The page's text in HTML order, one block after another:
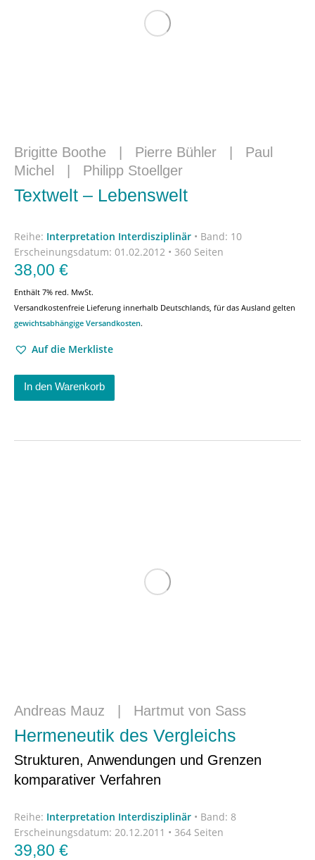
Brigitte Boothe | Pierre Bühler | Paul
Michel | Philipp Stoellger
Textwelt – Lebenswelt
Reihe: Interpretation Interdisziplinär • Band: 10
Erscheinungsdatum: 01.02.2012 • 360 Seiten
38,00 €
Enthält 7% red. MwSt.
Versandkostenfreie Lieferung innerhalb Deutschlands, für das Ausland gelten
gewichtsabhängige Versandkosten.
Auf die Merkliste
In den Warenkorb
Andreas Mauz Hartmut von Sass
Hermeneutik des Vergleichs
Strukturen, Anwendungen und Grenzen
komparativer Verfahren
Reihe: Interpretation Interdisziplinär • Band: 8
Erscheinungsdatum: 20.12.2011 • 364 Seiten
39,80 €